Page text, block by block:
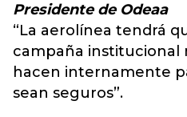
Presidente de Odeaa
“La aerolínea tendrá
campaña institucional
hacen internamente
sean seguros”.